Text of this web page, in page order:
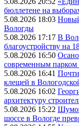
бюллетене на
5.08.2026 18:03
Вологды
5.08.2026 17:17 В
благоустройству на
5.08.2026 16:50
современным парком
5.08.2026 16:41
клещей в
5.08.2026 16:02
архитектуру
5.08.2026 15:22
шоссе в Вологде